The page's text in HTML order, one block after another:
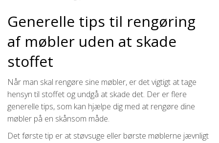
Generelle tips til rengøring
af møbler uden at skade
stoffet
Når man skal rengøre sine møbler, er det vigtigt at tage
hensyn til stoffet og undgå at skade det. Der er flere
generelle tips, som kan hjælpe dig med at rengøre dine
møbler på en skånsom måde.
Det første tip er at støvsuge eller børste møblerne jævnligt